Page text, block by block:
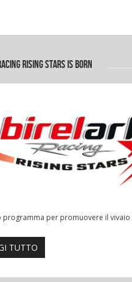
RISING STARS IS BORN
programma per promuovere il vivaio
TUTTO